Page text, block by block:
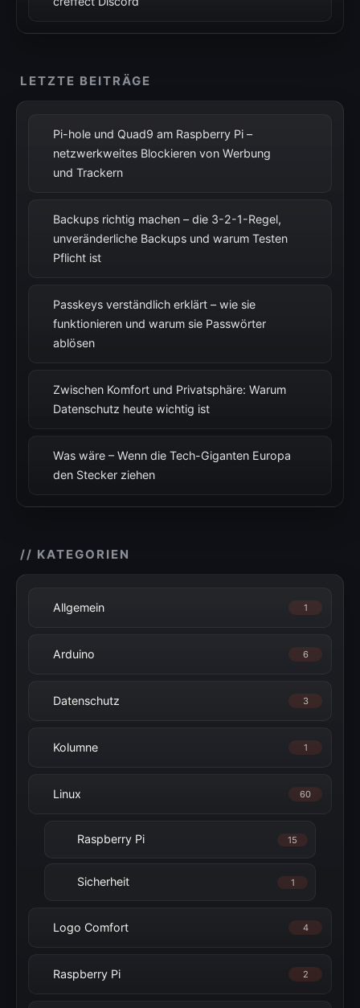
LETZTE BEITRÄGE
Pi-hole und Quad9 am Raspberry Pi –
netzwerkweites Blockieren von Werbung
und Trackern
Backups richtig machen – die 3-2-1-Regel,
unveränderliche Backups und warum Testen
Pflicht ist
Passkeys verständlich erklärt – wie sie
funktionieren und warum sie Passwörter
ablösen
Zwischen Komfort und Privatsphäre: Warum
Datenschutz heute wichtig ist
Was wäre – Wenn die Tech-Giganten Europa
den Stecker ziehen
// KATEGORIEN
Allgemein 1
Arduino 6
Datenschutz 3
Kolumne 1
Linux 60
Raspberry Pi 15
Sicherheit 1
Logo Comfort 4
Raspberry Pi 2